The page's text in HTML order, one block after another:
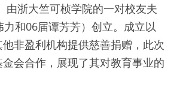
由浙大竺可桢学院的一对校友夫
力和06届谭芳芳）创立。成立以
非盈利机构提供慈善捐赠，此次
会合作，展现了其对教育事业的